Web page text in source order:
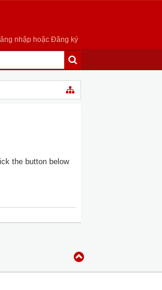
nhập hoặc Đăng ký
the button below